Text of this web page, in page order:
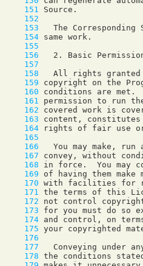
    151
    152
    153
    154
    155
    156
    157
    158
    159
    160
    161
    162
    163
    164
    165
    166
    167
    168
    169
    170
    171
    172
    173
    174
    175
    176
    177
    178